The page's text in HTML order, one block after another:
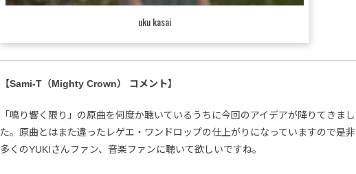
uku kasai
【Sami-T（Mighty Crown） コメント】
「鳴り響く限り」の原曲を何度か聴いているうちに今回のアイデアが降りてきまし
た。原曲とはまた違ったレゲエ・ワンドロップの仕上がりになっていますので是非
多くのYUKIさんファン、音楽ファンに聴いて欲しいですね。